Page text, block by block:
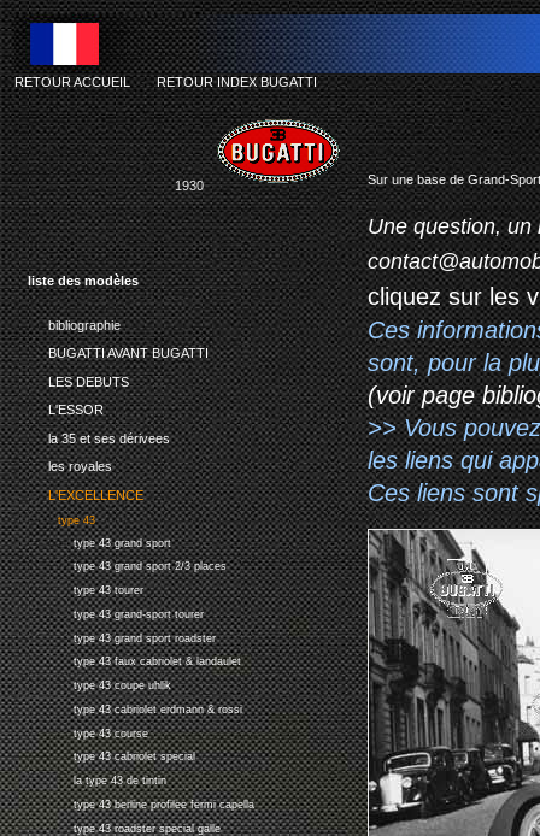
liste des modèles
bibliographie
BUGATTI AVANT BUGATTI
LES DEBUTS
L'ESSOR
la 35 et ses dérivees
les royales
L'EXCELLENCE
type 43
type 43 grand sport
type 43 grand sport 2/3 places
type 43 tourer
type 43 grand-sport tourer
type 43 grand sport roadster
type 43 faux cabriolet & landaulet
type 43 coupe uhlik
type 43 cabriolet erdmann & rossi
type 43 course
type 43 cabriolet special
la type 43 de tintin
type 43 berline profilee fermi capella
type 43 roadster special galle
RETOUR ACCUEIL-RETOUR INDEX BUGATTI
1930 Sur une base de Grand-
Une question, un
cliquez sur les
Ces
sont, pour la
(voir page
>> Vous
les liens qui
Ces liens sont